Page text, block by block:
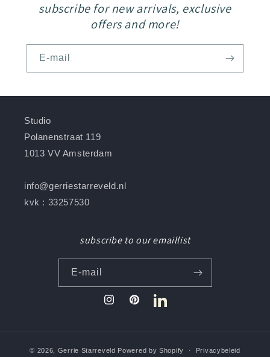
subscribe for new arrivals, exclusive
offers and more!
E‑mail
Studio
Polanenstraat 119
1013 VV Amsterdam
info@gerriestarreveld.nl
kvk : 33257530
subscribe to our emaillist
E‑mail
InstagramPinterestTranslation
© 2026, Gerrie Starreveld Powered by Shopify Privacybeleid